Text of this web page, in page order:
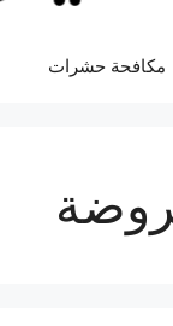
مكافحة حشرات